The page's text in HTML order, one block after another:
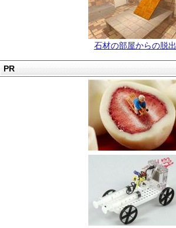
石材の部屋からの脱出
PR